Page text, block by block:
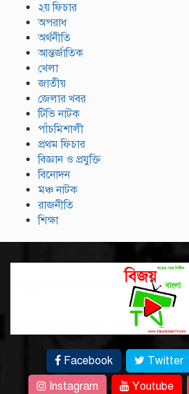
২য় ফিচার
অপরাধ
অর্থনীতি
আন্তর্জাতিক
খেলা
জাতীয়
জেলার খবর
টিভি নাটক
পাঁচমিশালী
প্রথম ফিচার
বিজ্ঞান ও প্রযুক্তি
বিনোদন
মঞ্চ নাটক
রাজনীতি
শিক্ষা
Facebook Twitter
Instagram
Youtube